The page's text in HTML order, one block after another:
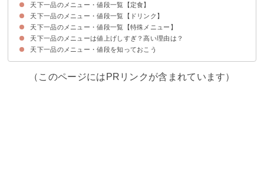
天下一品のメニュー・値段一覧【定食】
天下一品のメニュー・値段一覧【ドリンク】
天下一品のメニュー・値段一覧【特殊メニュー】
天下一品のメニューは値上げしすぎ？高い理由は？
天下一品は値上げして値段が高くなっている
天下一品が値上げする・高い理由
天下一品で使えるお得なクーポン情報
天下一品のメニュー・値段を知っておこう
（このページにはPRリンクが含まれています）